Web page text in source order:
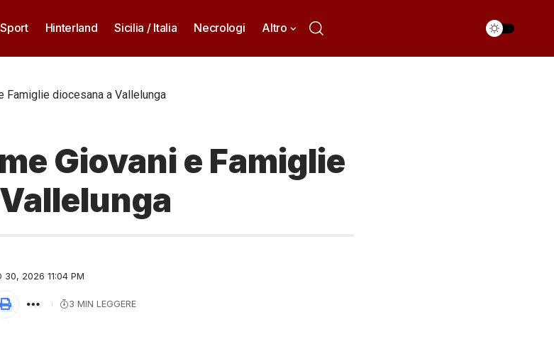
Sport Hinterland Sicilia / Italia Necrologi Altro
Famiglie diocesana a Vallelunga
Giovani e Famiglie
30, 2026 11:04 PM
3 MIN LEGGERE